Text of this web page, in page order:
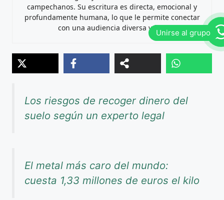
campechanos. Su escritura es directa, emocional y
profundamente humana, lo que le permite conectar
con una audiencia diversa y fiel.
Los riesgos de recoger dinero del
suelo según un experto legal
El metal más caro del mundo:
cuesta 1,33 millones de euros el kilo